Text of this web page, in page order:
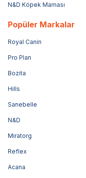
N&D Köpek Maması
Popüler Markalar
Royal Canin
Pro Plan
Bozita
Hills
Sanebelle
N&D
Miratorg
Reflex
Acana